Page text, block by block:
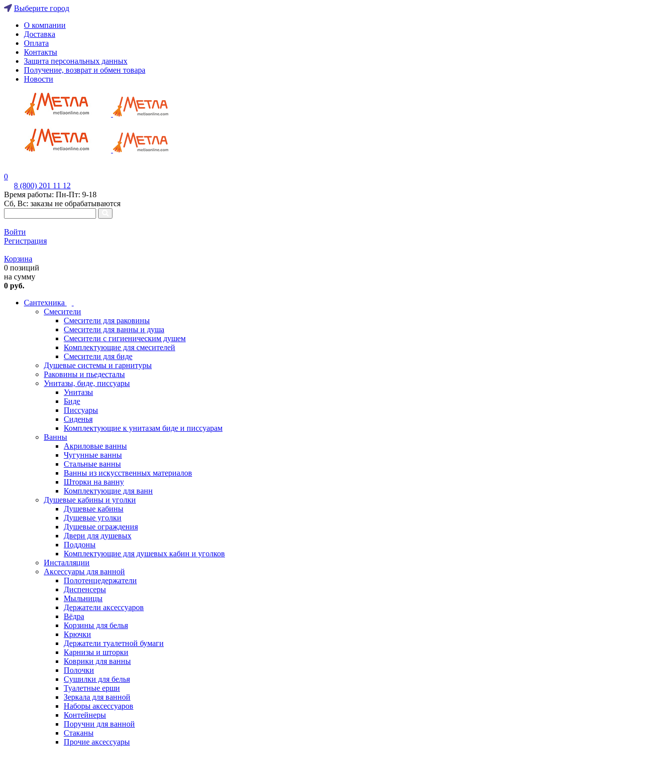
Выберите город
О компании
Доставка
Оплата
Контакты
Защита персональных данных
Получение, возврат и обмен товара
Новости
0
8 (800) 201 11 12
Время работы: Пн-Пт: 9-18
Сб, Вс: заказы не обрабатываются
Войти
Регистрация
Корзина
0 позиций
на сумму
0 руб.
Сантехника
Смесители
Смесители для раковины
Смесители для ванны и душа
Смесители с гигиеническим душем
Комплектующие для смесителей
Смесители для биде
Душевые системы и гарнитуры
Раковины и пьедесталы
Унитазы, биде, писсуары
Унитазы
Биде
Писсуары
Сиденья
Комплектующие к унитазам биде и писсуарам
Ванны
Акриловые ванны
Чугунные ванны
Стальные ванны
Ванны из искусственных материалов
Шторки на ванну
Комплектующие для ванн
Душевые кабины и уголки
Душевые кабины
Душевые уголки
Душевые ограждения
Двери для душевых
Поддоны
Комплектующие для душевых кабин и уголков
Инсталляции
Аксессуары для ванной
Полотенцедержатели
Диспенсеры
Мыльницы
Держатели аксессуаров
Вёдра
Корзины для белья
Крючки
Держатели туалетной бумаги
Карнизы и шторки
Коврики для ванны
Полочки
Сушилки для белья
Туалетные ерши
Зеркала для ванной
Наборы аксессуаров
Контейнеры
Поручни для ванной
Стаканы
Прочие аксессуары